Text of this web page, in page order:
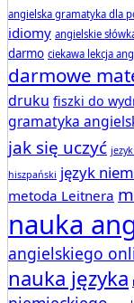
angielska gramatyka dla
idiomy angielskie
darmo ciekawa lekcja
darmowe
druku fiszki do
gramatyka
jak się uczyć
hiszpański język
metoda Leitnera
nauka
angielskiego
nauka języka